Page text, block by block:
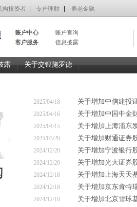
构投资者 专户理财 养老金融
账户中心
账户查询
客户服务
信息披露
露 关于交银施罗德
2025/04/18 关于增加中信建投
2025/04/16 关于增加中国中金
2025/04/15 关于增加上海浦东
2025/03/28 关于增加财通证券
2024/12/20 关于增加宁波银行
2024/12/20 关于增加光大证券
2024/12/18 关于增加上海天天
2024/12/18 关于增加京东肯特
2024/12/18 关于增加北京雪球